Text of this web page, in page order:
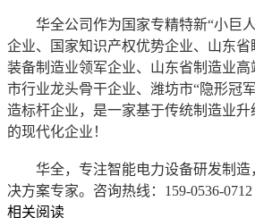
华全公司作为国家专精特新“小巨人
企业、国家知识产权优势企业、山东
装备制造业领军企业、山东省制造业
市行业龙头骨干企业、潍坊市“隐形冠
造标杆企业，是一家基于传统制造业
的现代化企业！
华全，专注智能电力设备研发制造
决方案专家。咨询热线：159-0536-
相关阅读